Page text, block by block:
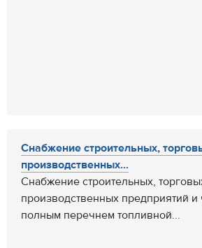
Снабжение строительных,
производственных...
Снабжение строительных,
производственных предприятий и
полным перечнем топливной...